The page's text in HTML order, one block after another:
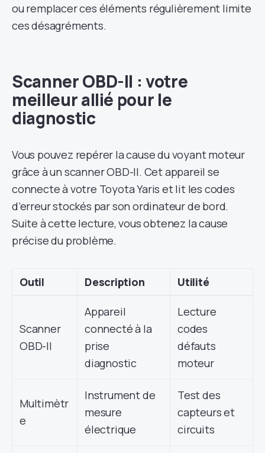
ou remplacer ces éléments régulièrement limite
ces désagréments.
Scanner OBD-II : votre
meilleur allié pour le
diagnostic
Vous pouvez repérer la cause du voyant moteur
grâce à un scanner OBD-II. Cet appareil se
connecte à votre Toyota Yaris et lit les codes
d’erreur stockés par son ordinateur de bord.
Suite à cette lecture, vous obtenez la cause
précise du problème.
Outil Description Utilité
Scanner
OBD-II
Appareil
connecté à la
prise
diagnostic
Lecture
codes
défauts
moteur
Multimètr
e
Instrument de
mesure
électrique
Test des
capteurs et
circuits